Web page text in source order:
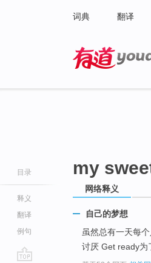
词典 翻译
目录
释义
翻译
例句
my
网络释义
自己的梦想
虽然总有一天每
讨厌 Get ready为